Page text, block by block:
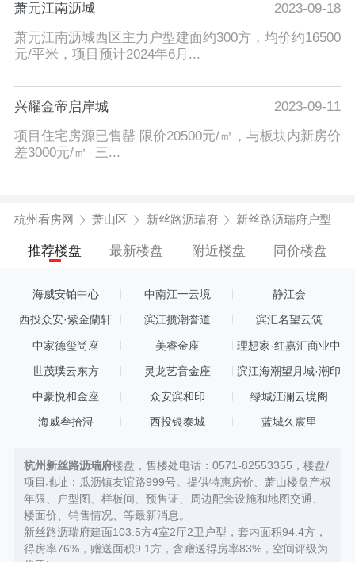
萧元江南沥城
2023-09-18
萧元江南沥城西区主力户型建面约300方，均价约16500
元/平米，项目预计2024年6月...
兴耀金帝启岸城
2023-09-11
项目住宅房源已售罄 限价20500元/㎡，与板块内新房价
差3000元/㎡ 三...
杭州看房网 萧山区 新丝路沥瑞府 新丝路沥瑞府户型
推荐楼盘 最新楼盘 附近楼盘 同价楼盘
海威安铂中心 中南江一云境 静江会
西投众安·紫金蘭轩 滨江揽潮誉道 滨汇名望云筑
中家德玺尚座 美睿金座
理想家·红嘉汇商业中
世茂璞云东方 灵龙艺音金座 滨江海潮望月城·潮印
中豪悦和金座 众安滨和印 绿城江澜云境阁
海威叁拾浔 西投银泰城 蓝城久宸里
杭州新丝路沥瑞府楼盘，售楼处电话：0571-82553355，楼盘/
项目地址：瓜沥镇友谊路999号。提供特惠房价、萧山楼盘产权
年限、户型图、样板间、预售证、周边配套设施和地图交通、
楼面价、销售情况、等最新消息。
新丝路沥瑞府建面103.5方4室2厅2卫户型，套内面积94.4方，
得房率76%，赠送面积9.1方，含赠送得房率83%，空间评级为